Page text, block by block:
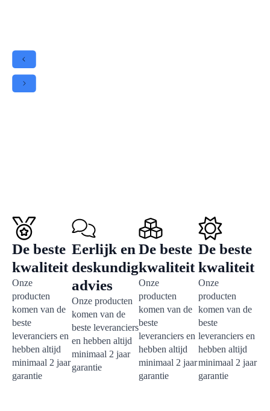
De beste
kwaliteit
Onze
producten
komen van de
beste
leveranciers en
hebben altijd
minimaal 2 jaar
garantie
Eerlijk en
deskundig
advies
Onze producten
komen van de
beste leveranciers
en hebben altijd
minimaal 2 jaar
garantie
De beste
kwaliteit
Onze
producten
komen van de
beste
leveranciers en
hebben altijd
minimaal 2 jaar
garantie
De beste
kwaliteit
Onze
producten
komen van de
beste
leveranciers en
hebben altijd
minimaal 2 jaar
garantie